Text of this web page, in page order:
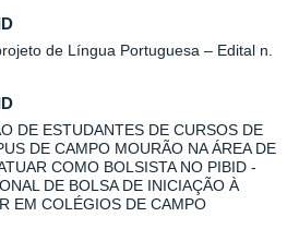
de Língua Portuguesa – Edital n.
DE ESTUDANTES DE CURSOS DE
DE CAMPO MOURÃO NA ÁREA DE
COMO BOLSISTA NO PIBID -
DE BOLSA DE INICIAÇÃO À
EM COLÉGIOS DE CAMPO